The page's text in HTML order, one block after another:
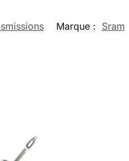
Marque : Sram